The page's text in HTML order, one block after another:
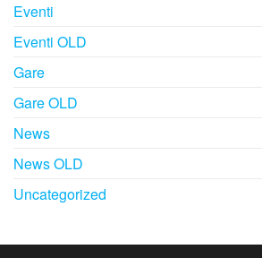
Eventi
Eventi OLD
Gare
Gare OLD
News
News OLD
Uncategorized